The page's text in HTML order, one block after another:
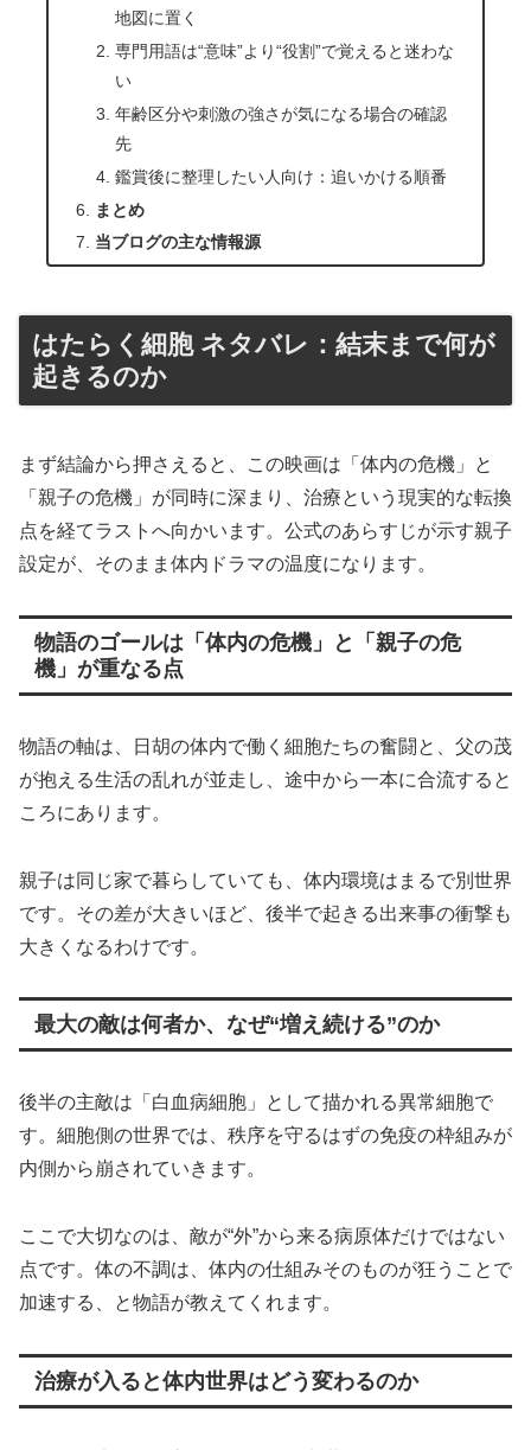
地図に置く
専門用語は“意味”より“役割”で覚えると迷わな
い
年齢区分や刺激の強さが気になる場合の確認
先
鑑賞後に整理したい人向け：追いかける順番
まとめ
当ブログの主な情報源
はたらく細胞 ネタバレ：結末まで何が
起きるのか
まず結論から押さえると、この映画は「体内の危機」と
「親子の危機」が同時に深まり、治療という現実的な転換
点を経てラストへ向かいます。公式のあらすじが示す親子
設定が、そのまま体内ドラマの温度になります。
物語のゴールは「体内の危機」と「親子の危
機」が重なる点
物語の軸は、日胡の体内で働く細胞たちの奮闘と、父の茂
が抱える生活の乱れが並走し、途中から一本に合流すると
ころにあります。
親子は同じ家で暮らしていても、体内環境はまるで別世界
です。その差が大きいほど、後半で起きる出来事の衝撃も
大きくなるわけです。
最大の敵は何者か、なぜ“増え続ける”のか
後半の主敵は「白血病細胞」として描かれる異常細胞で
す。細胞側の世界では、秩序を守るはずの免疫の枠組みが
内側から崩されていきます。
ここで大切なのは、敵が“外”から来る病原体だけではない
点です。体の不調は、体内の仕組みそのものが狂うことで
加速する、と物語が教えてくれます。
治療が入ると体内世界はどう変わるのか